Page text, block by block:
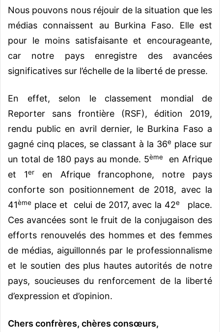
Nous pouvons nous réjouir de la situation que les
médias connaissent au Burkina Faso. Elle est
pour le moins satisfaisante et encourageante,
car notre pays enregistre des avancées
significatives sur l’échelle de la liberté de presse.
En effet, selon le classement mondial de
Reporter sans frontière (RSF), édition 2019,
rendu public en avril dernier, le Burkina Faso a
gagné cinq places, se classant à la 36e place sur
un total de 180 pays au monde. 5ème
en Afrique
et 1eren Afrique francophone, notre pays
conforte son positionnement de 2018, avec la
41ème place et celui de 2017, avec la 42e
place.
Ces avancées sont le fruit de la conjugaison des
efforts renouvelés des hommes et des femmes
de médias, aiguillonnés par le professionnalisme
et le soutien des plus hautes autorités de notre
pays, soucieuses du renforcement de la liberté
d’expression et d’opinion.
Chers confrères, chères consœurs,